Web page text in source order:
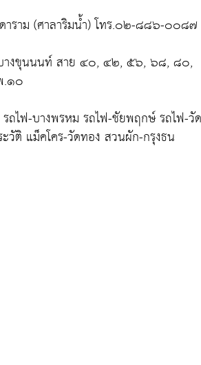
าราม (ศาลาริมน้ำ) โทร.๐๒-๘๘๖-๐๐๘๗
บางขุนนนท์ สาย ๔๐, ๔๒, ๕๖, ๖๘, ๘๐,
๑๐
ถไฟ-บางพรหม รถไฟ-ชัยพฤกษ์ รถไฟ-วัด
วัติ แม็คโคร-วัดทอง สวนผัก-กรุงธน